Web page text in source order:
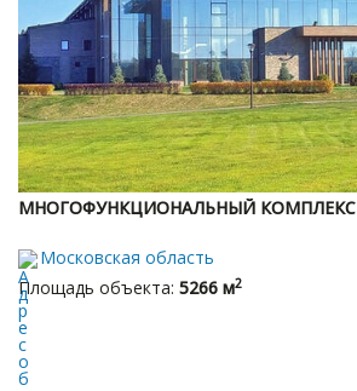
МНОГОФУНКЦИОНАЛЬНЫЙ КОМПЛЕКС
Московская область
Площадь объекта: 5266 м2